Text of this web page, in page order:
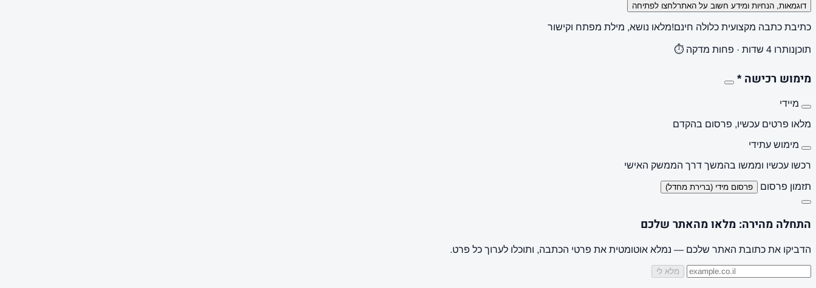
דוגמאות, הנחיות ומידע חשוב על האתרלחצו לפתיחה
כתיבת כתבה מקצועית כלולה חינם!מלאו נושא, מילת מפתח וקישור
תוכןנותרו 4 שדות · פחות מדקה ⏱️
מימוש רכישה *
מיידי
מלאו פרטים עכשיו, פרסום בהקדם
מימוש עתידי
רכשו עכשיו וממשו בהמשך דרך הממשק האישי
תזמון פרסום פרסום מידי (ברירת מחדל)
התחלה מהירה: מלאו מהאתר שלכם
הדביקו את כתובת האתר שלכם — נמלא אוטומטית את פרטי הכתבה, ותוכלו לערוך כל פרט.
מלא לי